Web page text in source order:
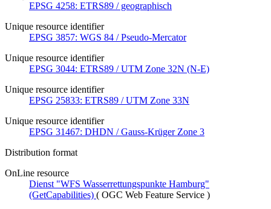
EPSG 4258: ETRS89 / geographisch
Unique resource identifier
EPSG 3857: WGS 84 / Pseudo-Mercator
Unique resource identifier
EPSG 3044: ETRS89 / UTM Zone 32N (N-E)
Unique resource identifier
EPSG 25833: ETRS89 / UTM Zone 33N
Unique resource identifier
EPSG 31467: DHDN / Gauss-Krüger Zone 3
Distribution format
OnLine resource
Dienst "WFS Wasserrettungspunkte Hamburg"
(GetCapabilities) ( OGC Web Feature Service )